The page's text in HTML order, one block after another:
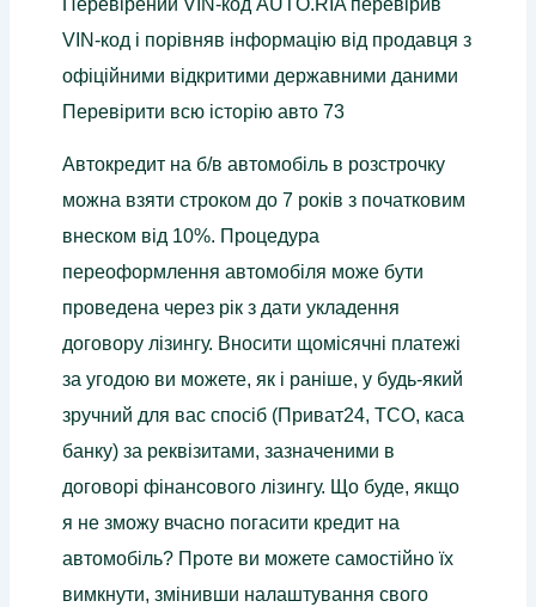
VIN-код і порівняв інформацію від продавця з
офіційними відкритими державними даними
Перевірити всю історію авто 73
Автокредит на б/в автомобіль в розстрочку
можна взяти строком до 7 років з початковим
внеском від 10%. Процедура
переоформлення автомобіля може бути
проведена через рік з дати укладення
договору лізингу. Вносити щомісячні платежі
за угодою ви можете, як і раніше, у будь-який
зручний для вас спосіб (Приват24, ТСО, каса
банку) за реквізитами, зазначеними в
договорі фінансового лізингу. Що буде, якщо
я не зможу вчасно погасити кредит на
автомобіль? Проте ви можете самостійно їх
вимкнути, змінивши налаштування свого